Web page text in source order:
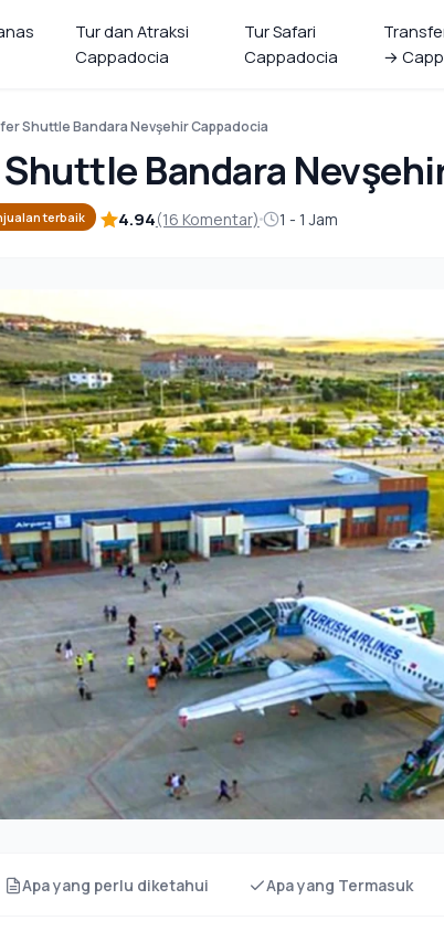
Tur dan Atraksi
Cappadocia
Tur Safari
Cappadocia
→
Shuttle Bandara Nevşehir Cappadocia
Bandara
terbaik 4.94(16 Komentar) 1 - 1 Jam
Apa yang perlu diketahui Apa yang Termasuk